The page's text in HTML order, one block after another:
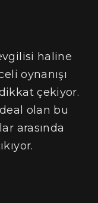
haline
oynanışı
çekiyor.
olan bu
arasında